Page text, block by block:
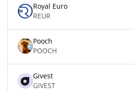
Royal Euro
REUR
Pooch
POOCH
Givest
GIVEST